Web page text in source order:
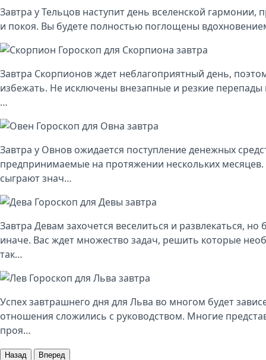
Завтра у Тельцов наступит день вселенской гармонии,
и покоя. Вы будете полностью поглощены
Гороскоп для Скорпиона завтра
Завтра Скорпионов ждет неблагоприятный день,
избежать. Не исключены внезапные и резкие
…
Гороскоп для Овна завтра
Завтра у Овнов ожидается поступление денежных
предпринимаемые на протяжении нескольких
сыграют знач…
Гороскоп для Девы завтра
Завтра Девам захочется веселиться и развлекаться, но
иначе. Вас ждет множество задач, решить которые
так…
Гороскоп для Льва завтра
Успех завтрашнего дня для Льва во многом будет
отношения сложились с руководством. Многие
проя…
Назад Вперед